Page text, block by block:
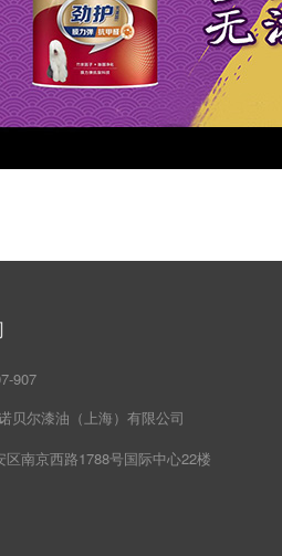
907
贝尔漆油（上海）有限公司
区南京西路1788号国际中心22楼